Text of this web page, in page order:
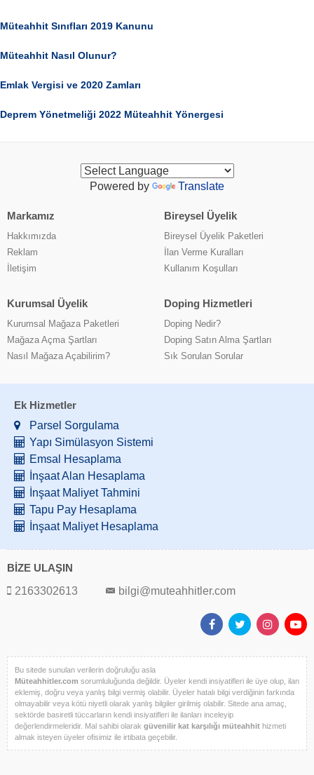
Müteahhit Sınıfları 2019 Kanunu
Müteahhit Nasıl Olunur?
Emlak Vergisi ve 2020 Zamları
Deprem Yönetmeliği 2022 Müteahhit Yönergesi
Powered by Translate
Markamız
Hakkımızda
Reklam
İletişim
Bireysel Üyelik
Bireysel Üyelik Paketleri
İlan Verme Kuralları
Kullanım Koşulları
Kurumsal Üyelik
Kurumsal Mağaza Paketleri
Mağaza Açma Şartları
Nasıl Mağaza Açabilirim?
Doping Hizmetleri
Doping Nedir?
Doping Satın Alma Şartları
Sık Sorulan Sorular
Ek Hizmetler
Parsel Sorgulama
Yapı Simülasyon Sistemi
Emsal Hesaplama
İnşaat Alan Hesaplama
İnşaat Maliyet Tahmini
Tapu Pay Hesaplama
İnşaat Maliyet Hesaplama
BİZE ULAŞIN
2163302613
bilgi@muteahhitler.com
Bu sitede sunulan verilerin doğruluğu asla
Müteahhitler.com sorumluluğunda değildir. Üyeler kendi insiyatifleri ile üye olup, ilan
eklemiş, doğru veya yanlış bilgi vermiş olabilir. Üyeler hatalı bilgi verdiğinin farkında
olmayabilir veya kötü niyetli olarak yanlış bilgiler girilmiş olabilir. Sitede ana amaç,
sektörde basiretli tüccarların kendi insiyatifleri ile ilanları inceleyip
değerlendirmeleridir. Mal sahibi olarak güvenilir kat karşılığı müteahhit hizmeti
almak isteyen üyeler ofisimiz ile irtibata geçebilir.